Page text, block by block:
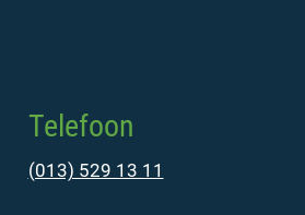
Telefoon
(013) 529 13 11